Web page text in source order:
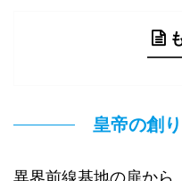
皇帝の創
異界前線基地の扉から